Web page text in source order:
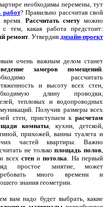
необходимы перемены, тут
работ? Правильно рассчитав свой
время.Рассчитать сметуможно
тем, какая работа предстоит:
ремонт. Утвердивдизайн-проект
очень важным делом станет
замеров помещений.
рассчитать
и высоту всех стен,
длину проводки,
тепловых и водопроводных
Получив размеры всех
стен, приступаем к расчетам
комнаты, кухни, детской,
прихожей, ванны туалета и
частей квартиры. Важно
не толькоплощадь полов,
всех стенипотолка. На первый
простое занятие, может
много времени и
знания геометрии.
вам надо будет выбрать, какие